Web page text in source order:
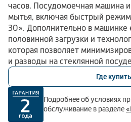
часов. Посудомоечная машина
мытья, включая быстрый
30». Дополнительно в машинке
половинной загрузки и
которая позволяет
и разводы на стеклянной
Где купить
Подробнее об условиях
обслуживание в разделе